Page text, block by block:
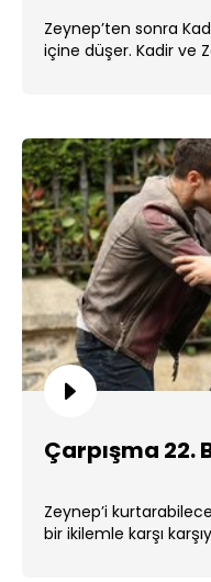
Zeynep’ten sonra
içine düşer. Kadir ve
Çarpışma 22.
Zeynep’i
bir ikilemle karşı